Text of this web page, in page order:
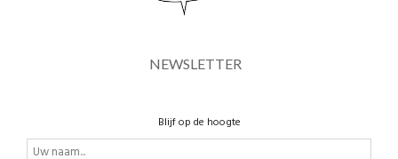
NEWSLETTER
Blijf op de hoogte